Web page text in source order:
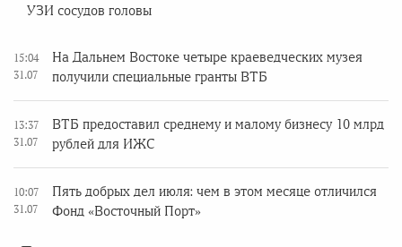
УЗИ сосудов головы
15:04
31.07
На Дальнем Востоке четыре краеведческих музея
получили специальные гранты ВТБ
13:37
31.07
ВТБ предоставил среднему и малому бизнесу 10 млрд
рублей для ИЖС
10:07
31.07
Пять добрых дел июля: чем в этом месяце отличился
Фонд «Восточный Порт»